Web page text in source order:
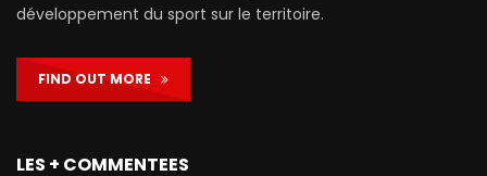
développement du sport sur le territoire.
FIND OUT MORE
LES + COMMENTEES